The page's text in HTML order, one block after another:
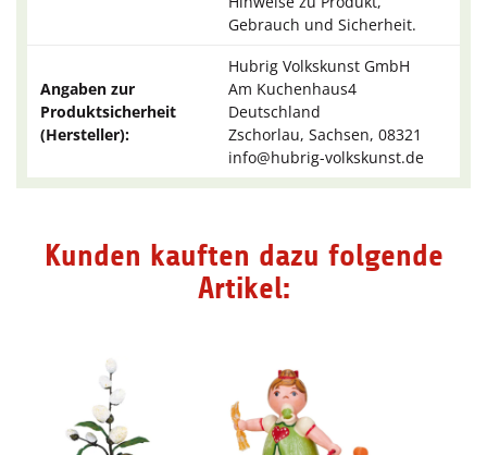
Gebrauch und Sicherheit.
Angaben zur
Produktsicherheit
(Hersteller):
Hubrig Volkskunst GmbH
Am Kuchenhaus4
Deutschland
Zschorlau, Sachsen, 08321
info@hubrig-volkskunst.de
Kunden kauften dazu folgende
Artikel: